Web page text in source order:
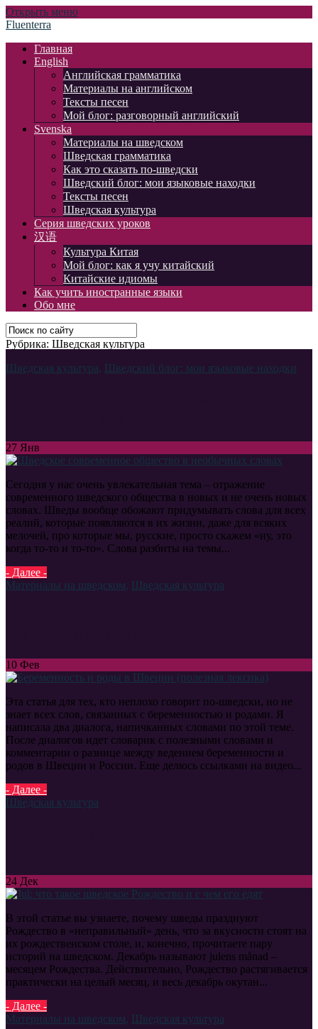
Открыть меню
Fluenterra
Главная
English
Английская грамматика
Материалы на английском
Тексты песен
Мой блог: разговорный английский
Svenska
Материалы на шведском
Шведская грамматика
Как это сказать по-шведски
Шведский блог: мои языковые находки
Тексты песен
Шведская культура
Серия шведских уроков
汉语
Культура Китая
Мой блог: как я учу китайский
Китайские идиомы
Как учить иностранные языки
Обо мне
Рубрика: Шведская культура
Шведская культура, Шведский блог: мои языковые находки
27 Янв
Сегодня у нас очень увлекательная тема – отражение
современного шведского общества в новых и не очень новых
словах. Шведы вообще обожают придумывать слова для всех
реалий, которые появляются в их жизни, даже для всяких
мелочей, про которые мы, русские, просто скажем «ну, это
когда то-то и то-то». Слова разбиты на темы...
- Далее -
Материалы на шведском, Шведская культура
10 Фев
Эта статья для тех, кто неплохо говорит по-шведски, но не
знает всех слов, связанных с беременностью и родами. Я
написала два диалога, напичканных словами по этой теме.
После диалогов идет словарик с полезными словами и
комментарии о разнице между ведением беременности и
родов в Швеции и России. Еще делюсь ссылками на видео...
- Далее -
Шведская культура
24 Дек
В этой статье вы узнаете, почему шведы празднуют
Рождество в «неправильный» день, что за вкусности стоят на
их рождественском столе, и, конечно, прочитаете пару
историй на шведском. Декабрь называют julens månad –
месяцем Рождества. Действительно, Рождество растягивается
практически на целый месяц, и весь декабрь окутан...
- Далее -
Материалы на шведском, Шведская культура